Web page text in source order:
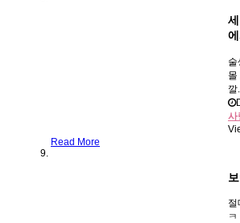
술
몰
깔...
사
Read More
절